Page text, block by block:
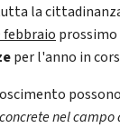
la
prossimo
per l'anno in
nel